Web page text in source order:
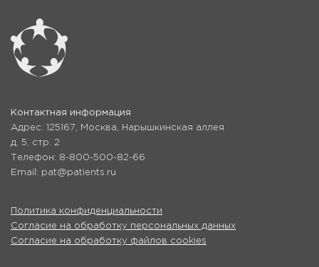
Контактная информация
Адрес: 125167, Москва, Нарышкинская аллея
д. 5, стр. 2
Телефон: 8-800-500-82-66
Email: pat@patients.ru
Политика конфиденциальности
Согласие на обработку персональных данных
Согласие на обработку файлов cookies